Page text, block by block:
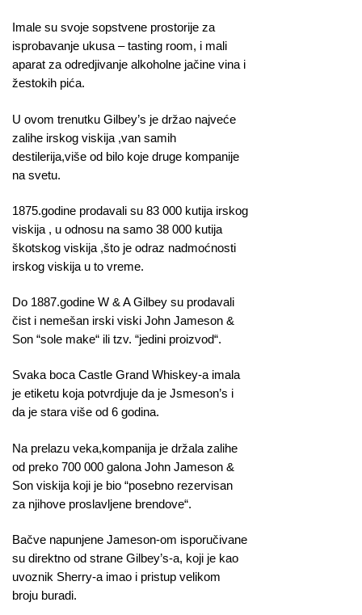
Imale su svoje sopstvene prostorije za
isprobavanje ukusa – tasting room, i mali
aparat za odredjivanje alkoholne jačine vina i
žestokih pića.
U ovom trenutku Gilbey’s je držao najveće
zalihe irskog viskija ,van samih
destilerija,više od bilo koje druge kompanije
na svetu.
1875.godine prodavali su 83 000 kutija irskog
viskija , u odnosu na samo 38 000 kutija
škotskog viskija ,što je odraz nadmoćnosti
irskog viskija u to vreme.
Do 1887.godine W & A Gilbey su prodavali
čist i nemešan irski viski John Jameson &
Son “sole make“ ili tzv. “jedini proizvod“.
Svaka boca Castle Grand Whiskey-a imala
je etiketu koja potvrdjuje da je Jsmeson’s i
da je stara više od 6 godina.
Na prelazu veka,kompanija je držala zalihe
od preko 700 000 galona John Jameson &
Son viskija koji je bio “posebno rezervisan
za njihove proslavljene brendove“.
Bačve napunjene Jameson-om isporučivane
su direktno od strane Gilbey’s-a, koji je kao
uvoznik Sherry-a imao i pristup velikom
broju buradi.